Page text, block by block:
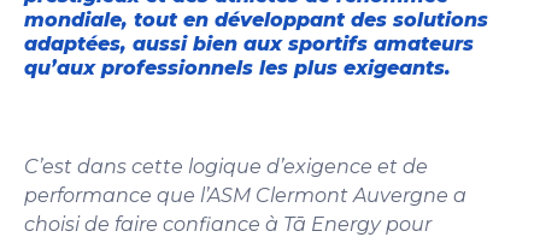
mondiale, tout en développant des solutions
adaptées, aussi bien aux sportifs amateurs
qu’aux professionnels les plus exigeants.
C’est dans cette logique d’exigence et de
performance que l’ASM Clermont Auvergne a
choisi de faire confiance à Tā Energy pour